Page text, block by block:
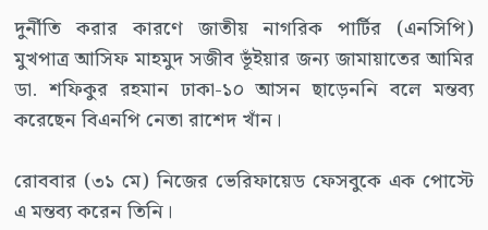
দুর্নীতি করার কারণে জাতীয় নাগরিক পার্টির (এনসিপি)
মুখপাত্র আসিফ মাহমুদ সজীব ভূঁইয়ার জন্য জামায়াতের আমির
ডা. শফিকুর রহমান ঢাকা-১০ আসন ছাড়েননি বলে মন্তব্য
করেছেন বিএনপি নেতা রাশেদ খাঁন।
রোববার (৩১ মে) নিজের ভেরিফায়েড ফেসবুকে এক পোস্টে
এ মন্তব্য করেন তিনি।